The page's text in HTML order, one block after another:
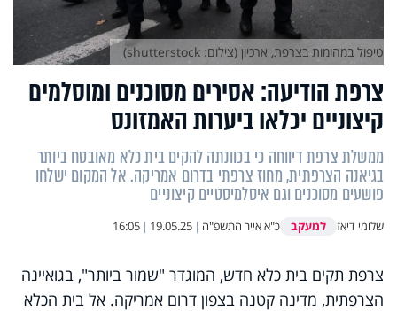
צרפת הודיעה: אסירים מסוכנים ומוסלמים
קיצוניים יכלאו ביערות האמזונס
ממשלת צרפת דיווחה כי בכוונתה להקים בית כלא מאובטח ביותר
בגיאנה הצרפתית, מחוז צרפתי בדרום אמריקה. אל המקום ישלחו
פושעים מסוכנים וגם איסלמיסטיים קיצוניים
שלומי דיאז למעקב כ"א אייר התשפ"ה |
19.05.25
|
16:05
טיפול במהומות בצרפת, ארכיון (צילום: shutterstock)
צרפת תקים בית כלא חדש, המוגדר "שמור ביותר", בגואיינה
הצרפתית, מדינה קטנה בצפון דרום אמריקה. אל בית הכלא